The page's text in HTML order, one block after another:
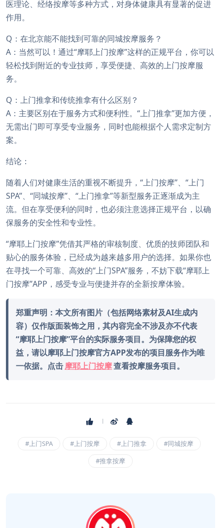
医理论、经络按摩等多种方式，对身体健康具有显著的促进
作用。
Q：在北京能不能找到可靠的同城按摩服务？
A：当然可以！通过“摩耶上门按摩”这样的正规平台，你可以
轻松找到附近的专业技师，享受便捷、高效的上门按摩服
务。
Q：上门推拿和传统推拿有什么区别？
A：主要区别在于服务方式和便利性。“上门推拿”更加方便，
无需出门即可享受专业服务，同时也能根据个人需求定制方
案。
结论：
随着人们对健康生活的重视不断提升，“上门按摩”、“上门
SPA”、“同城按摩”、“上门推拿”等新型服务正逐渐成为主
流。但在享受便利的同时，也必须注意选择正规平台，以确
保服务的安全性和专业性。
“摩耶上门按摩”凭借其严格的审核制度、优质的技师团队和
贴心的服务体验，已经成为越来越多用户的选择。如果你也
在寻找一个可靠、高效的“上门SPA”服务，不妨下载“摩耶上
门按摩”APP，感受专业与便捷并存的全新按摩体验。
郑重声明：本文所有图片（包括网络素材及AI生成内
容）仅作版面装饰之用，其内容完全不涉及亦不代表
“摩耶上门按摩”平台的实际服务项目。为保障您的权
益，请以摩耶上门按摩官方APP发布的项目服务作为唯
一依据。点击摩耶上门按摩查看按摩服务项目。
#上门SPA #上门按摩 #上门推拿
#同城按摩
#推拿按摩